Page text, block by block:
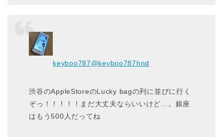
keyboo787@keyboo787hnd
渋谷のAppleStoreのLucky bagの列に並びに行く
ぞっ！！！！！まだ大丈夫ならいいけど…。銀座
はもう500人だってね